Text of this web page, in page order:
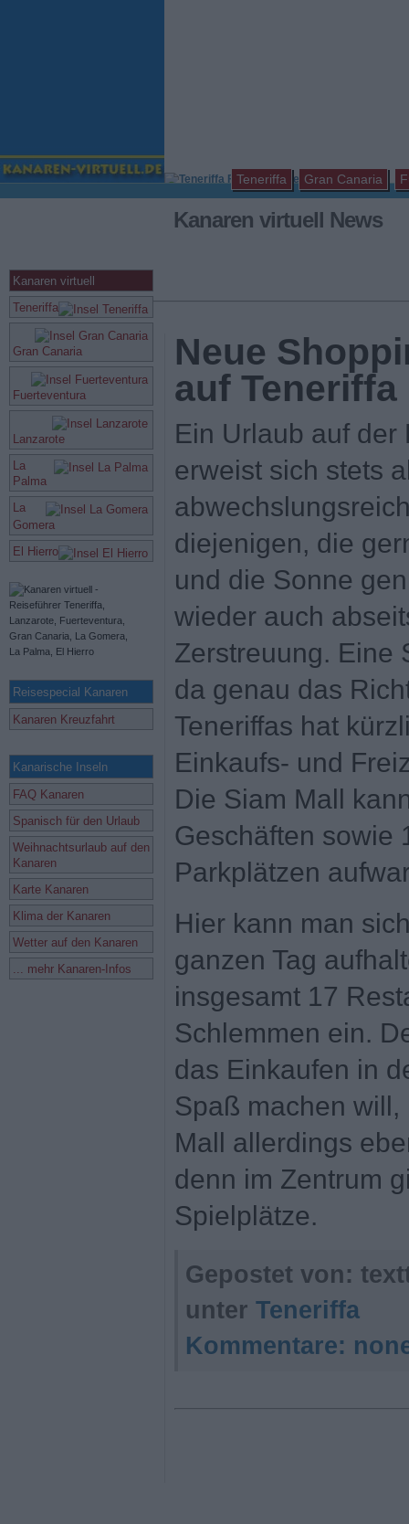
Teneriffa Gran Canaria
Kanaren virtuell News
Kanaren virtuell
Teneriffa
Gran Canaria
Fuerteventura
Lanzarote
La
Palma
La
Gomera
El Hierro
Reisespecial Kanaren
Kanaren Kreuzfahrt
Kanarische Inseln
FAQ Kanaren
Spanisch für den Urlaub
Weihnachtsurlaub auf den
Kanaren
Karte Kanaren
Klima der Kanaren
Wetter auf den Kanaren
... mehr Kanaren-Infos
Neue
auf Teneriffa
Ein Urlaub auf der
erweist sich stets
diejenigen, die
und die Sonne
wieder auch
Zerstreuung. Eine
da genau das
Teneriffas hat
Einkaufs- und
Die Siam Mall
Geschäften sowie
Parkplätzen
Hier kann man
ganzen Tag
insgesamt 17
Schlemmen ein.
das Einkaufen in
Spaß machen
Mall allerdings
denn im Zentrum
Spielplätze.
Gepostet von:
unter Teneriffa
Kommentare: